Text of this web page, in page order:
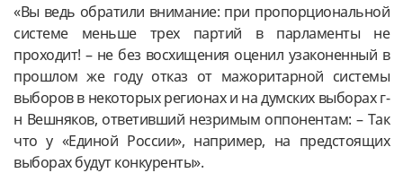
«Вы ведь обратили внимание: при пропорциональной
системе меньше трех партий в парламенты не
проходит! – не без восхищения оценил узаконенный в
прошлом же году отказ от мажоритарной системы
выборов в некоторых регионах и на думских выборах г-
н Вешняков, ответивший незримым оппонентам: – Так
что у «Единой России», например, на предстоящих
выборах будут конкуренты».